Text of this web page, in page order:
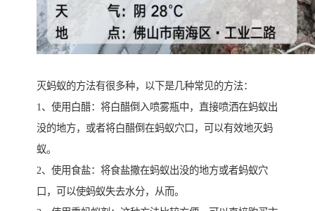
灭蚂蚁的方法有很多种，以下是几种常见的方法：
1、使用白醋：将白醋倒入喷雾瓶中，直接喷洒在蚂蚁出
没的地方，或者将白醋倒在蚂蚁穴口，可以有效地灭蚂
蚁。
2、使用食盐：将食盐撒在蚂蚁出没的地方或者蚂蚁穴
口，可以使蚂蚁失去水分，从而。